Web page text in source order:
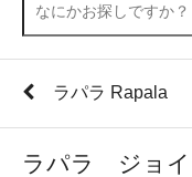
ラパラ Rapala
ラパラ ジョイ